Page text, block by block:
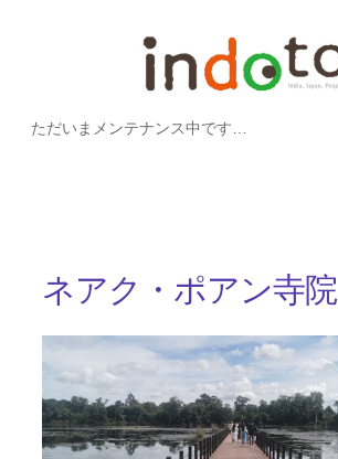
ただいまメンテナンス中です…
ネアク・ポアン寺院